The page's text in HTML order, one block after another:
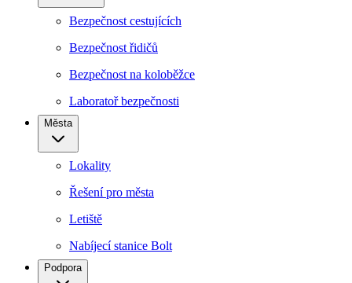
Bezpečnost cestujících
Bezpečnost řidičů
Bezpečnost na koloběžce
Laboratoř bezpečnosti
Města
Lokality
Řešení pro města
Letiště
Nabíjecí stanice Bolt
Podpora